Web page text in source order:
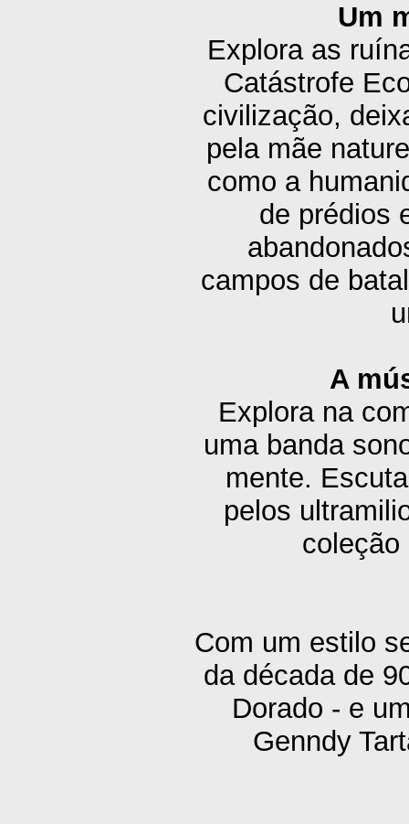
Um
Explora as
Catástrofe
civilização,
pela mãe
como a
de prédios
campos de
A
Explora na
uma banda
mente.
pelos
Com um estilo
da década de
Dorado - e
Genndy